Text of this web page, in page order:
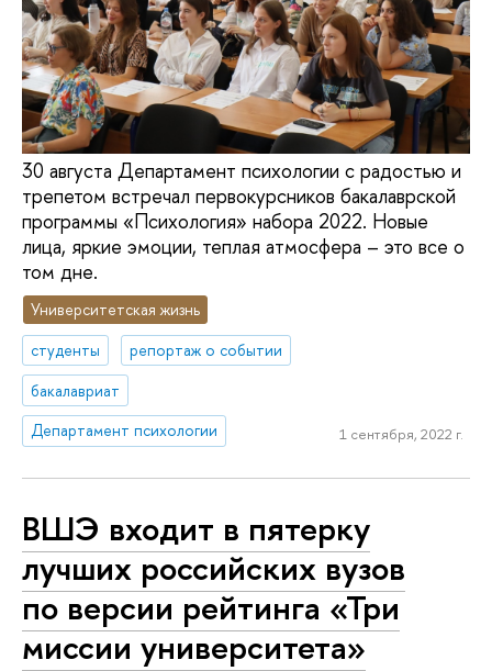
30 августа Департамент психологии с радостью и
трепетом встречал первокурсников бакалаврской
программы «Психология» набора 2022. Новые
лица, яркие эмоции, теплая атмосфера – это все о
том дне.
Университетская жизнь
студенты
репортаж о событии
бакалавриат
Департамент психологии
1 сентября, 2022 г.
ВШЭ входит в пятерку
лучших российских вузов
по версии рейтинга «Три
миссии университета»